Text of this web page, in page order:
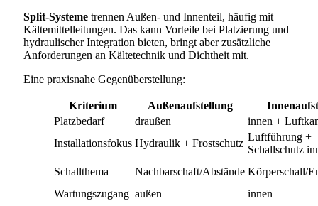
Split-Systeme trennen Außen- und Innenteil, häufig mit
Kältemittelleitungen. Das kann Vorteile bei Platzierung und
hydraulischer Integration bieten, bringt aber zusätzliche
Anforderungen an Kältetechnik und Dichtheit mit.
Eine praxisnahe Gegenüberstellung:
Kriterium Außenaufstellung
Platzbedarf
draußen
innen +
Installationsfokus Hydraulik + Frostschutz
Luftführung +
Schallschutz
Schallthema
Nachbarschaft/Abstände Körperschall/
Wartungszugang außen
innen